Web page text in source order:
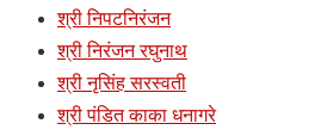
श्री निपटनिरंजन
श्री निरंजन रघुनाथ
श्री नृसिंह सरस्वती
श्री पंडित काका धनागरे